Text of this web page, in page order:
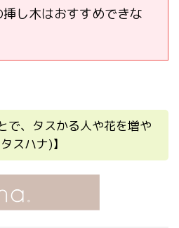
挿し木はおすすめできな
で、タスかる人や花を増や
スハナ)】